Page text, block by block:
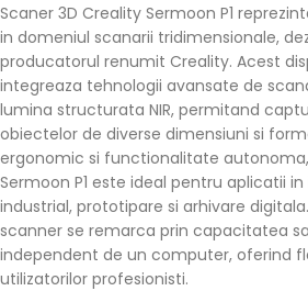
Scaner 3D Creality Sermoon P1
in domeniul scanarii tridimensionale,
producatorul renumit Creality. Acest
integreaza tehnologii avansate de
lumina structurata NIR, permitand
obiectelor de diverse dimensiuni si
ergonomic si functionalitate
Sermoon P1 este ideal pentru aplicatii
industrial, prototipare si arhivare
scanner se remarca prin capacitatea
independent de un computer, oferind
utilizatorilor profesionisti.